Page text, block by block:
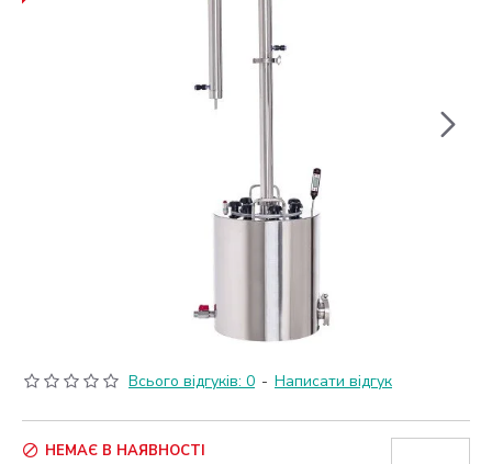
Всього відгуків: 0 - Написати відгук
НЕМАЄ В НАЯВНОСТІ